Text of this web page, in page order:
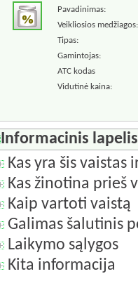
Pavadinimas:
Veikliosios medžiagos:
Tipas:
Gamintojas:
ATC kodas
Vidutinė kaina:
Informacinis lapelis
Kas yra šis vaistas
Kas žinotina prieš
Kaip vartoti vaistą
Galimas šalutinis
Laikymo sąlygos
Kita informacija